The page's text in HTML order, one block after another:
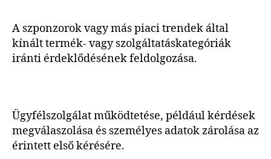
A szponzorok vagy más piaci trendek által
kínált termék- vagy szolgáltatáskategóriák
iránti érdeklődésének feldolgozása.
Ügyfélszolgálat működtetése, például kérdések
megválaszolása és személyes adatok zárolása az
érintett első kérésére.